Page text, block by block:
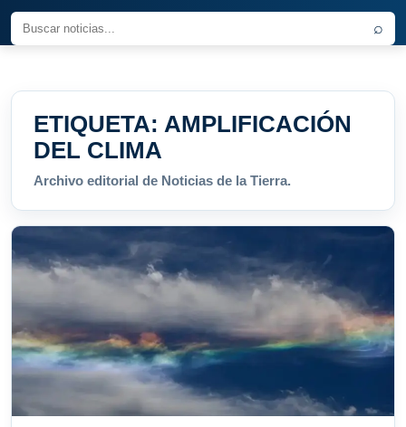
⌕
ETIQUETA: AMPLIFICACIÓN
DEL CLIMA
Archivo editorial de Noticias de la Tierra.